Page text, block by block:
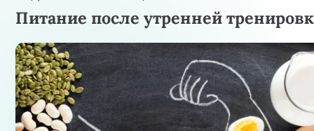
Питание после утренней